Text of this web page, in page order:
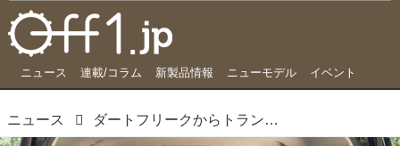
ニュース 連載/コラム 新製品情報 ニューモデル イベント
ニュース ダートフリークからトランポギアブランド「MIGRATRAIL」誕生